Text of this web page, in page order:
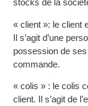
stocks de la
« client »: le client
Il s’agit d’une
possession de
commande.
« colis » : le colis
client. Il s’agit de